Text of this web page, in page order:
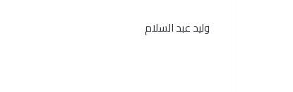
وليد عبد السلام